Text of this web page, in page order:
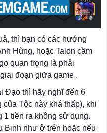
thì bạn có các hướng
Hùng, hoặc Talon cầm
quan trọng là phải
đoạn giữa game .
Đạo thì hãy nghĩ đến 6
Tộc này khá thấp), khi
1 tiền ra không sử dụng.
Binh như ở trên hoặc nếu